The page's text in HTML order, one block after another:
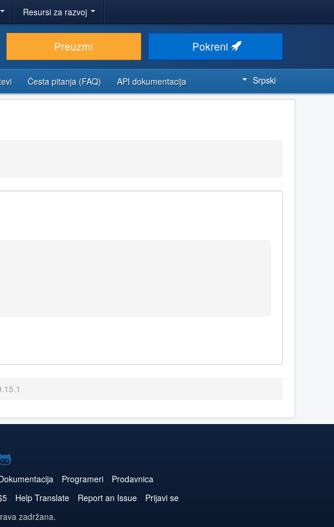
Resursi za razvoj
Preuzmi Pokreni
Česta pitanja (FAQ) API dokumentacija Srpski
Joomla!
na
GitHub
Programeri
Prodavnica
Help Translate Report an Issue
Prijavi se
zadržana.